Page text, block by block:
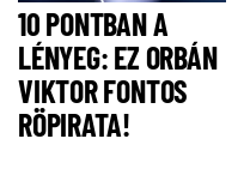
10 PONTBAN A
LÉNYEG: EZ ORBÁN
VIKTOR FONTOS
RÖPIRATA!